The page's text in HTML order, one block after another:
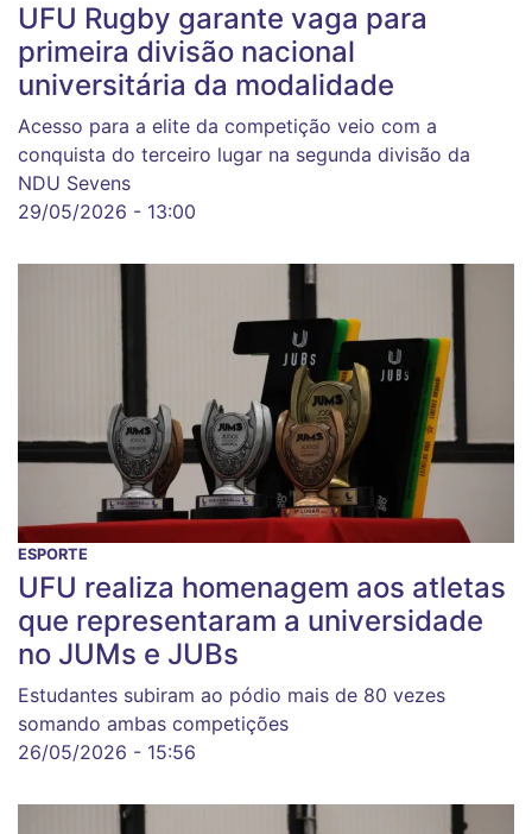
UFU Rugby garante vaga para
primeira divisão nacional
universitária da modalidade
Acesso para a elite da competição veio com a
conquista do terceiro lugar na segunda divisão da
NDU Sevens
29/05/2026 - 13:00
ESPORTE
UFU realiza homenagem aos atletas
que representaram a universidade
no JUMs e JUBs
Estudantes subiram ao pódio mais de 80 vezes
somando ambas competições
26/05/2026 - 15:56